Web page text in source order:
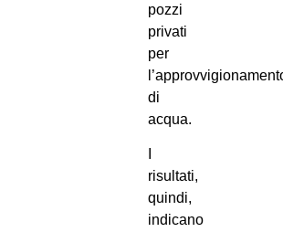
pozzi
privati
per
di
acqua.
risultati,
quindi,
indicano